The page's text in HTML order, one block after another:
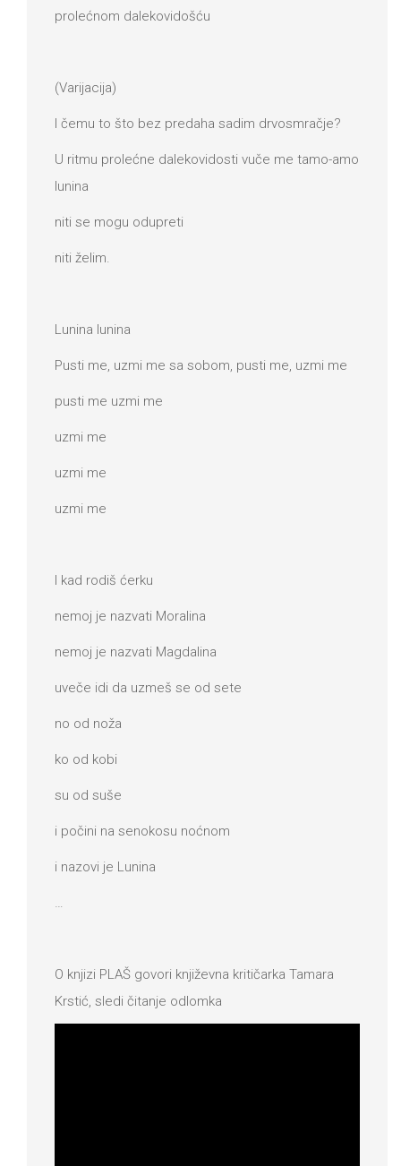
prolećnom dalekovidošću
(Varijacija)
I čemu to što bez predaha sadim drvosmračje?
U ritmu prolećne dalekovidosti vuče me tamo-amo
lunina
niti se mogu odupreti
niti želim.
Lunina lunina
Pusti me, uzmi me sa sobom, pusti me, uzmi me
pusti me uzmi me
uzmi me
uzmi me
uzmi me
I kad rodiš ćerku
nemoj je nazvati Moralina
nemoj je nazvati Magdalina
uveče idi da uzmeš se od sete
no od noža
ko od kobi
su od suše
i počini na senokosu noćnom
i nazovi je Lunina
…
O knjizi PLAŠ govori književna kritičarka Tamara
Krstić, sledi čitanje odlomka